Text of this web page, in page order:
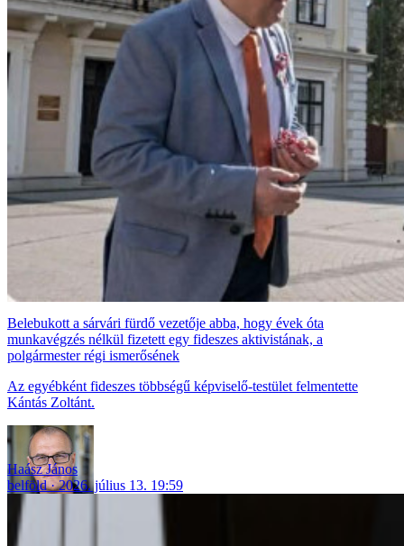
Belebukott a sárvári fürdő vezetője abba, hogy évek óta
munkavégzés nélkül fizetett egy fideszes aktivistának, a
polgármester régi ismerősének
Az egyébként fideszes többségű képviselő-testület felmentette
Kántás Zoltánt.
Haász János
belföld
2026. július 13. 19:59